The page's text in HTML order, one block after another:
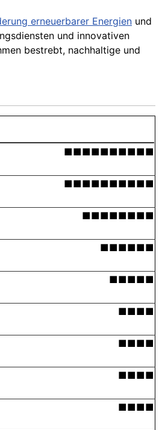
erneuerbarer Energien und
und innovativen
bestrebt, nachhaltige und
■■■■■■■■■■
■■■■■■■■■■
■■■■■■■■
■■■■■■
■■■■■
■■■■
■■■■
■■■■
■■■■